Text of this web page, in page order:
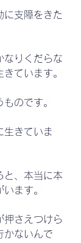
に支障をきた
なりくだらな
ています。
のです。
生きていま
と、本当に本
ます。
押さえつけら
かないんで